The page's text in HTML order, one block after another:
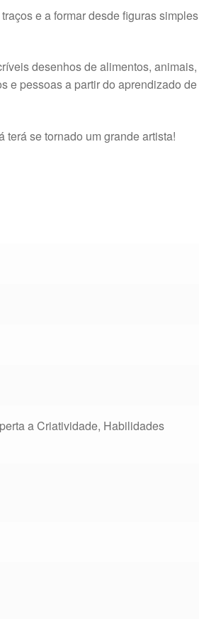
e a formar desde figuras simples
desenhos de alimentos, animais,
e pessoas a partir do aprendizado de
se tornado um grande artista!
a Criatividade, Habilidades